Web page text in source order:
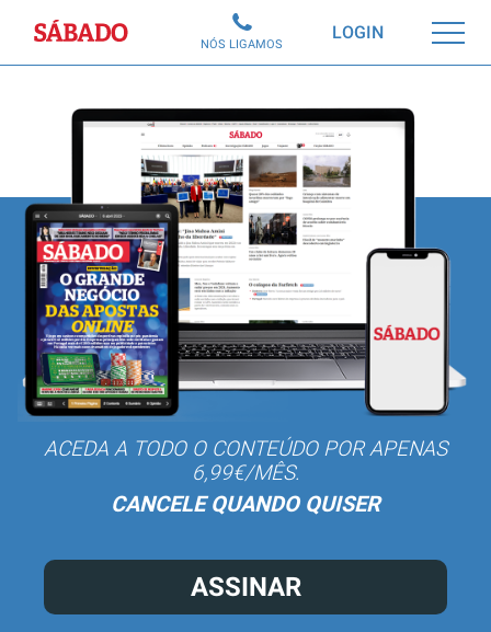
Sábado LOGIN
NÓS LIGAMOS
ACEDA A TODO O CONTEÚDO POR APENAS
6,99€/MÊS.
CANCELE QUANDO QUISER
ASSINAR